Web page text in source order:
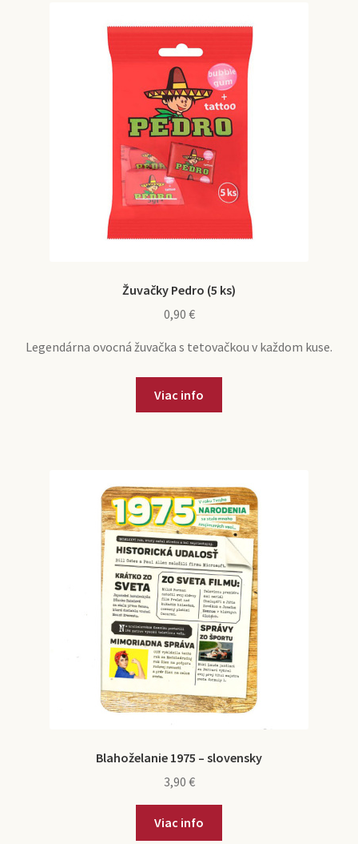
Žuvačky Pedro (5 ks)
0,90 €
Legendárna ovocná žuvačka s tetovačkou v každom kuse.
Viac info
Blahoželanie 1975 – slovensky
3,90 €
Viac info